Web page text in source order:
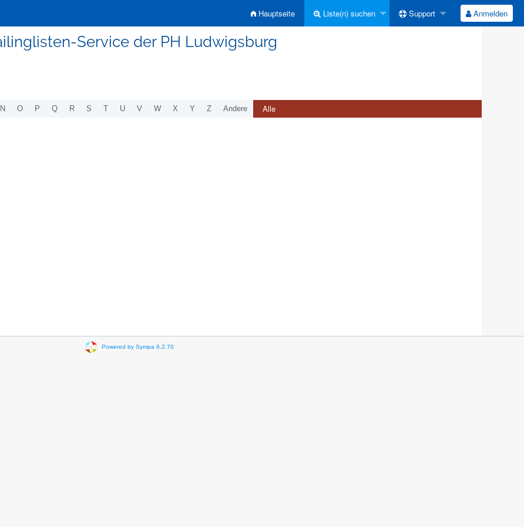
Hauptseite Liste(n) suchen Support Anmelden
Service der PH Ludwigsburg
N O P Q R S T U V W X Y Z Andere Alle
Powered by Sympa 6.2.70